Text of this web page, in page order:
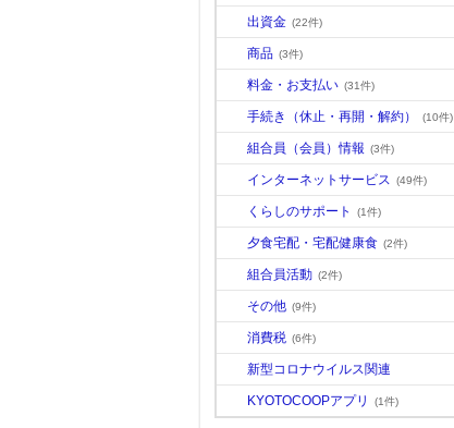
出資金 (22件)
商品 (3件)
料金・お支払い (31件)
手続き（休止・再開・解約） (10件)
組合員（会員）情報 (3件)
インターネットサービス (49件)
くらしのサポート (1件)
夕食宅配・宅配健康食 (2件)
組合員活動 (2件)
その他 (9件)
消費税 (6件)
新型コロナウイルス関連
KYOTOCOOPアプリ (1件)